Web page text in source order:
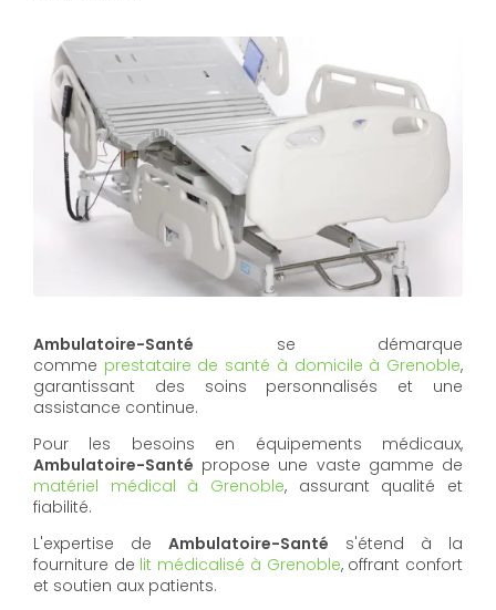
Ambulatoire-Santé se démarque
comme prestataire de santé à domicile à Grenoble,
garantissant des soins personnalisés et une
assistance continue.
Pour les besoins en équipements médicaux,
Ambulatoire-Santé propose une vaste gamme de
matériel médical à Grenoble, assurant qualité et
fiabilité.
L'expertise de Ambulatoire-Santé s'étend à la
fourniture de lit médicalisé à Grenoble, offrant confort
et soutien aux patients.